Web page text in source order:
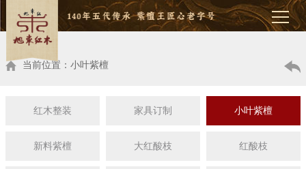
当前位置：小叶紫檀
红木整装 家具订制 小叶紫檀
新料紫檀 大红酸枝 红酸枝